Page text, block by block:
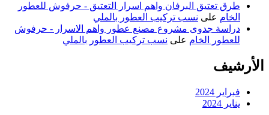
طرق تعتيق البرفان واهم اسرار التعتيق - حرفوش للعطور
الخام على نسب تركيب العطور بالملي
دراسة جدوى مشروع مصنع عطور واهم الاسرار - حرفوش
للعطور الخام على نسب تركيب العطور بالملي
الأرشيف
فبراير 2024
يناير 2024